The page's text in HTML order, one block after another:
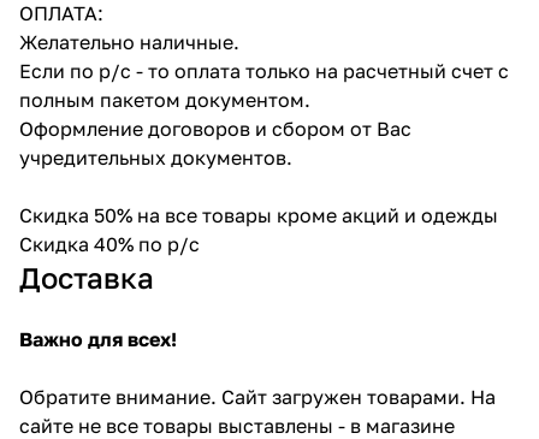
ОПЛАТА:
Желательно наличные.
Если по р/с - то оплата только на расчетный счет с
полным пакетом документом.
Оформление договоров и сбором от Вас
учредительных документов.
Скидка 50% на все товары кроме акций и одежды
Скидка 40% по р/с
Доставка
Важно для всех!
Обратите внимание. Сайт загружен товарами. На
сайте не все товары выставлены - в магазине